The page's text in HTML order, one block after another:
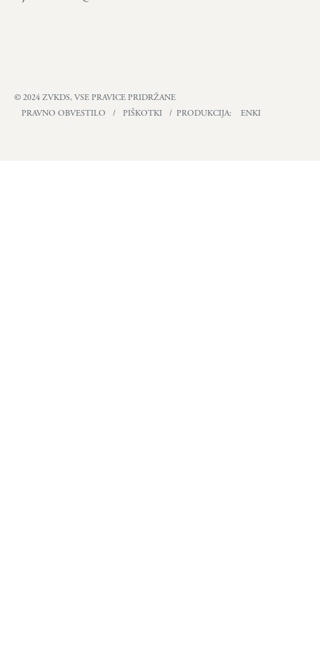
© 2024 ZVKDS, VSE PRAVICE PRIDRŽANE
PRAVNO OBVESTILO
/ PIŠKOTKI / PRODUKCIJA: ENKI